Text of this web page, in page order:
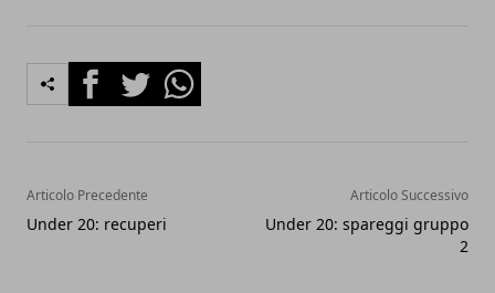
FacebookTwitterWhatsapp
Articolo Precedente
Under 20: recuperi
Articolo Successivo
Under 20: spareggi gruppo
2